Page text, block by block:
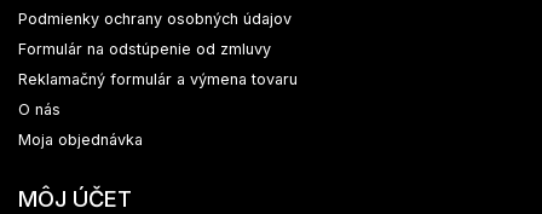
Podmienky ochrany osobných údajov
Formulár na odstúpenie od zmluvy
Reklamačný formulár a výmena tovaru
O nás
Moja objednávka
MÔJ ÚČET